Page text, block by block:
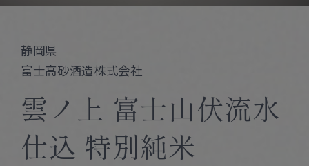
Follow Us
静岡県
富士高砂酒造株式会社
雲ノ上 富士山伏流水
仕込 特別純米